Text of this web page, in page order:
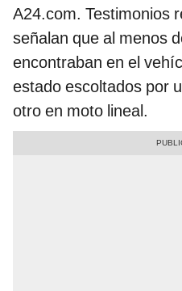
A24.com. Testimonios
señalan que al menos
encontraban en el
estado escoltados por
otro en moto lineal.